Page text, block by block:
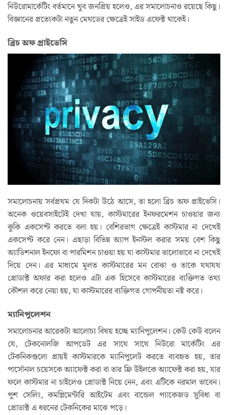
নিউরোমার্কেটিং বর্তমানে খুব জনপ্রিয় হলেও, এর সমালোচনাও রয়েছে কিছু।
বিজ্ঞানের প্রত্যেকটা নতুন মেথডের ক্ষেত্রেই সাইড এফেক্ট থাকেই।
ব্রিচ অফ প্রাইভেসি
সমালোচনায় সর্বপ্রথম যে দিকটা উঠে আসে, তা হলো ব্রিচ অফ প্রাইভেসি।
অনেক ওয়েবসাইটেই দেখা যায়, কাস্টমারের ইনফরমেশন চাওয়ার জন্য
কুকি একসেপ্ট করতে বলা হয়। বেশিরভাগ ক্ষেত্রেই কাস্টমার না দেখেই
একসেপ্ট করে নেন। এছাড়া বিভিন্ন অ্যাপ ইনস্টল করার সময় বেশ কিছু
অ্যাডিশনাল ইনফো বা পারমিশন চাওয়া হয় যা কাস্টমার ভালোভাবে না দেখেই
দিয়ে দেন। এর মাধ্যমে মূলত কাস্টমারের মন বোঝা ও তাকে যথাযথ
প্রোডাক্ট অফার করা হলেও এটা এক হিসেবে কাস্টমারের ব্যক্তিগত তথ্য
কৌশল করে নেয়া হয়, যা কাস্টমারের ব্যক্তিগত গোপনীয়তা নষ্ট করে।
ম্যানিপুলেশন
সমালোচনার আরেকটা আলোচ্য বিষয় হচ্ছে ম্যানিপুলেশন। কেউ কেউ বলেন
যে, টেকনোলজি আপডেট এর সাথে সাথে নিউরো মার্কেটিং এর
টেকনিকগুলো প্রায়ই কাস্টমারকে ম্যানিপুলেট করতে ব্যবহৃত হয়, তার
পার্সোনাল চয়েসকে অ্যাফেক্ট করা বা তার ফ্রি উইলকে অ্যাফেক্ট করা হয়, যার
ফলে কাস্টমার না চাইলেও প্রোডাক্ট নিয়ে নেন, এবং এটিকে নরমাল ভাবেন।
পুশ সেলিং, কমপ্লিমেন্টারি আইটেম এবং বান্ডেল প্যাকেজড সুবিধা বা
প্রোডাক্ট এ ধরনের টেকনিকের মাঝে পড়ে।